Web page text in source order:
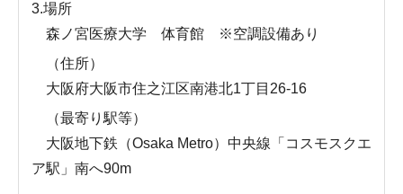
3.場所
森ノ宮医療大学 体育館 ※空調設備あり
（住所）
大阪府大阪市住之江区南港北1丁目26-16
（最寄り駅等）
大阪地下鉄（Osaka Metro）中央線「コスモスクエ
ア駅」南へ90m